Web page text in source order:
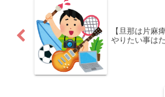
【旦那は片麻
やりたい事は